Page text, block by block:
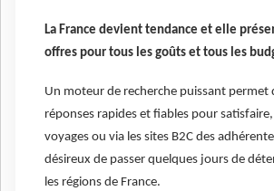
La France devient tendance et elle
offres pour tous les goûts et tous les
Un moteur de recherche puissant permet
réponses rapides et fiables pour
voyages ou via les sites B2C des
désireux de passer quelques jours de
les régions de France.